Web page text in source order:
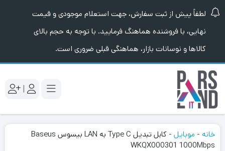
لطفاً پیش از ثبت سفارش، جهت استعلام موجودی و قیمت
نهایی، با فروشنده هماهنگ فرمایید. با توجه به حجم بالای
کالاها و نوسانات بازار، هماهنگی قبلی ضروری است.
|
خانه - موبایل -
کابل تبدیل Type C به LAN بیسوس Baseus
WKQX000301 1000Mbps